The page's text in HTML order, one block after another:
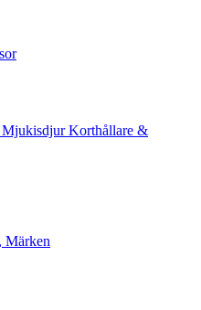
MjukisdjurKorthållare &
Märken